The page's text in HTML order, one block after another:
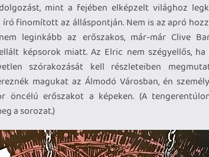
mint a fejében elképzelt világhoz
író finomított az álláspontján. Nem is az apró
leginkább az erőszakos, már-már Clive
képsorok miatt. Az Elric nem szégyellős,
szórakozását kell részleteiben
magukat az Álmodó Városban, én
öncélú erőszakot a képeken. (A
a sorozat.)